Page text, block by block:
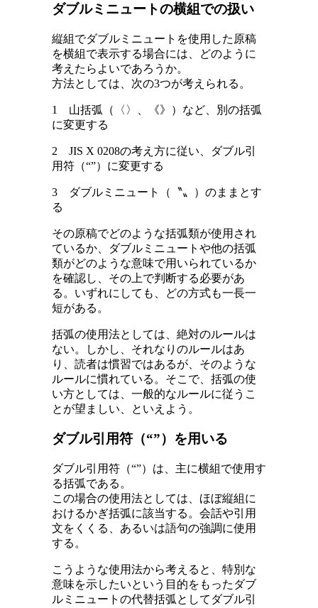
ダブルミニュートの横組での扱い
縦組でダブルミニュートを使用した原稿
を横組で表示する場合には、どのように
考えたらよいであろうか。
方法としては、次の3つが考えられる。
1 山括弧（〈〉、《》）など、別の括弧
に変更する
2 JIS X 0208の考え方に従い、ダブル引
用符（“”）に変更する
3 ダブルミニュート（〝〟）のままとす
る
その原稿でどのような括弧類が使用され
ているか、ダブルミニュートや他の括弧
類がどのような意味で用いられているか
を確認し、その上で判断する必要があ
る。いずれにしても、どの方式も一長一
短がある。
括弧の使用法としては、絶対のルールは
ない。しかし、それなりのルールはあ
り、読者は慣習ではあるが、そのような
ルールに慣れている。そこで、括弧の使
い方としては、一般的なルールに従うこ
とが望ましい、といえよう。
ダブル引用符（“”）を用いる
ダブル引用符（“”）は、主に横組で使用す
る括弧である。
この場合の使用法としては、ほぼ縦組に
おけるかぎ括弧に該当する。会話や引用
文をくくる、あるいは語句の強調に使用
する。
こうような使用法から考えると、特別な
意味を示したいという目的をもったダブ
ルミニュートの代替括弧としてダブル引